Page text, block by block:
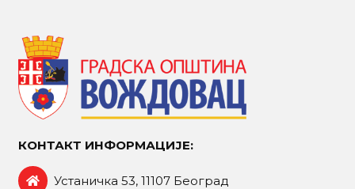
КОНТАКТ ИНФОРМАЦИЈЕ:
Устаничка 53, 11107 Београд